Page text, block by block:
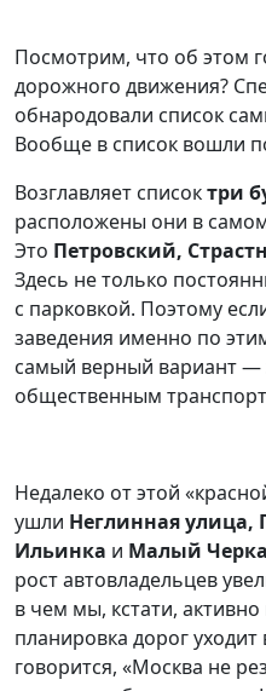
Посмотрим, что об этом
дорожного движения?
обнародовали список
Вообще в список вошли
Возглавляет списоктри
расположены они в
Это Петровский,
Здесь не только
с парковкой. Поэтому
заведения именно по
самый верный вариант —
общественным
Недалеко от этой
ушли Неглинная улица,
Ильинка и Малый
рост автовладельцев
в чем мы, кстати,
планировка дорог
говорится, «Москва не